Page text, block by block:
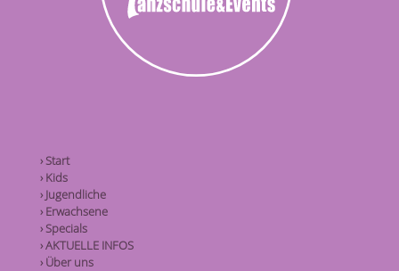
› Start
› Kids
› Jugendliche
› Erwachsene
› Specials
› AKTUELLE INFOS
› Über uns